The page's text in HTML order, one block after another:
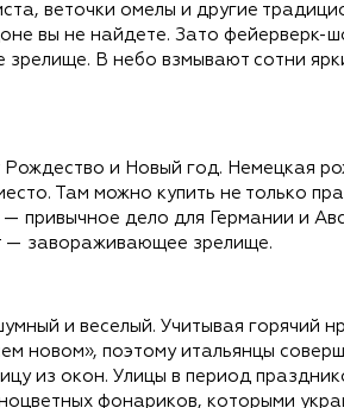
веточки омелы и другие
вы не найдете. Зато фейерверк-
В небо взмывают сотни
и Новый год. Немецкая
Там можно купить не только
привычное дело для Германии и
— завораживающее зрелище.
и веселый. Учитывая горячий
новом», поэтому итальянцы
из окон. Улицы в период
фонариков, которыми